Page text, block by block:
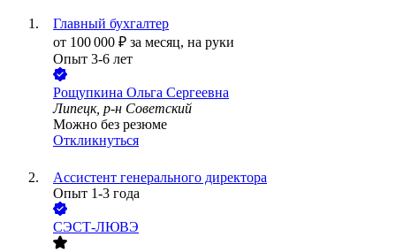
Главный бухгалтер
от 100 000 ₽ за месяц, на руки
Опыт 3-6 лет
Рощупкина Ольга Сергеевна
Липецк, р-н Советский
Можно без резюме
Откликнуться
Ассистент генерального директора
Опыт 1-3 года
СЭСТ-ЛЮВЭ